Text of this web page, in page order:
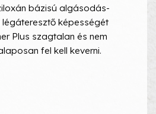
bázisú algásodás-
képességét
Plus szagtalan és nem
fel kell keverni.